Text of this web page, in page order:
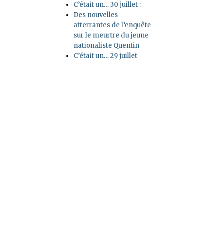
C’était un… 30 juillet :
Des nouvelles
atterrantes de l’enquête
sur le meurtre du jeune
nationaliste Quentin
C’était un… 29 juillet